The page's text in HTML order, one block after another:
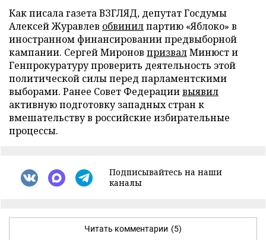
Как писала газета ВЗГЛЯД, депутат Госдумы
Алексей Журавлев обвинилпартию «Яблоко» в
иностранном финансировании предвыборной
кампании. Сергей Миронов призвалМинюст и
Генпрокуратуру проверить деятельность этой
политической силы перед парламентскими
выборами. Ранее Совет Федерациивыявил
активную подготовку западных стран к
вмешательству в российские избирательные
процессы.
Подписывайтесь на наши
каналы
Читать комментарии (5)